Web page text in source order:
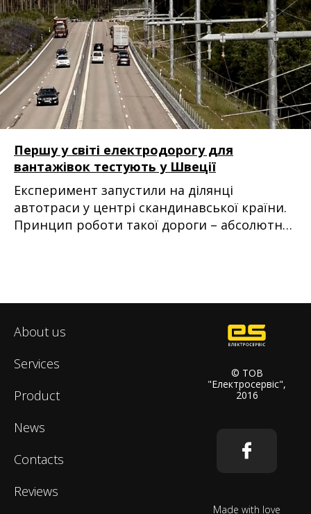
Першу у світі електродорогу для
вантажівок тестують у Швеції
Експеримент запустили на ділянці
автотраси у центрі скандинавської країни.
Принцип роботи такої дороги – абсолютно
About us
Services
Product
News
Contacts
Reviews
© ТОВ
"Електросервіс",
2016
Made with love